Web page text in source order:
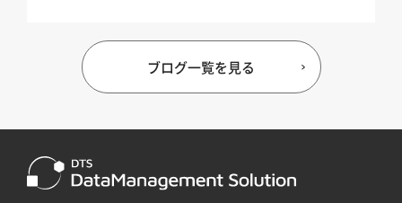
ブログ一覧を見る